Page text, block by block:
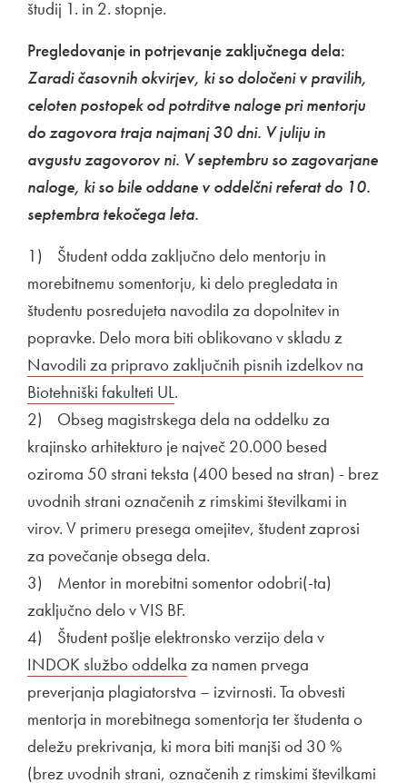
študij 1. in 2. stopnje.
Pregledovanje in potrjevanje zaključnega dela:
Zaradi časovnih okvirjev, ki so določeni v pravilih,
celoten postopek od potrditve naloge pri mentorju
do zagovora traja najmanj 30 dni. V juliju in
avgustu zagovorov ni. V septembru so zagovarjane
naloge, ki so bile oddane v oddelčni referat do 10.
septembra tekočega leta.
1) Študent odda zaključno delo mentorju in
morebitnemu somentorju, ki delo pregledata in
študentu posredujeta navodila za dopolnitev in
popravke. Delo mora biti oblikovano v skladu z
Navodili za pripravo zaključnih pisnih izdelkov na
Biotehniški fakulteti ULOdpira se v novem oknu
.
2) Obseg magistrskega dela na oddelku za
krajinsko arhitekturo je največ 20.000 besed
oziroma 50 strani teksta (400 besed na stran) - brez
uvodnih strani označenih z rimskimi številkami in
virov. V primeru presega omejitev, študent zaprosi
za povečanje obsega dela.
3) Mentor in morebitni somentor odobri(-ta)
zaključno delo v VIS BF.
4) Študent pošlje elektronsko verzijo dela v
INDOK službo oddelka Odpira se v novem oknu
za namen prvega
preverjanja plagiatorstva – izvirnosti. Ta obvesti
mentorja in morebitnega somentorja ter študenta o
deležu prekrivanja, ki mora biti manjši od 30 %
(brez uvodnih strani, označenih z rimskimi številkami